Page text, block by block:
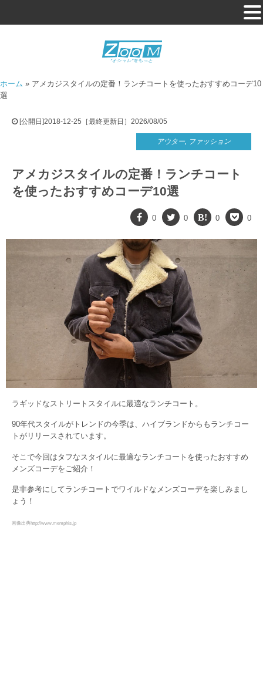
ホーム » アメカジスタイルの定番！ランチコートを使ったおすすめコーデ10
選
[公開日]2018-12-25［最終更新日］2026/08/05
アウター, ファッション
アメカジスタイルの定番！ランチコート
を使ったおすすめコーデ10選
0 0 0 0
ラギッドなストリートスタイルに最適なランチコート。
90年代スタイルがトレンドの今季は、ハイブランドからもランチコー
トがリリースされています。
そこで今回はタフなスタイルに最適なランチコートを使ったおすすめ
メンズコーデをご紹介！
是非参考にしてランチコートでワイルドなメンズコーデを楽しみまし
ょう！
画像出典http://www.memphis.jp